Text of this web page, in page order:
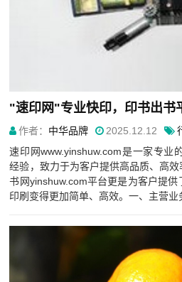
"速印网"专业快印，印书出书
作者： 中华品牌 2025.12.12
速印网www.yinshuw.com是一家专业
经验，致力于为客户提供高品质、高
书网yinshuw.com平台更是为客户提
印刷变得更加简单、高效。一、主营业